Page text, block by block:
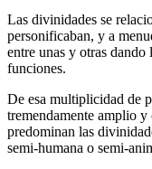
Las divinidades se
personificaban, y a
entre unas y otras
funciones.
De esa multiplicidad de
tremendamente amplio
predominan las
semi-humana o semi-